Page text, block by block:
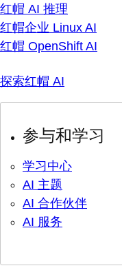
红帽 AI 推理
红帽企业 Linux AI
红帽 OpenShift AI
探索红帽 AI
参与和学习
学习中心
AI 主题
AI 合作伙伴
AI 服务